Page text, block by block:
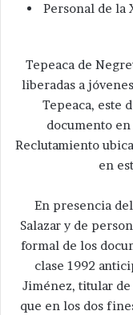
Personal de la
Tepeaca de
liberadas a
Tepeaca, este
documento
Reclutamiento
en
En presencia
Salazar y de
formal de los
clase 1992
Jiménez, titular de
que en los dos